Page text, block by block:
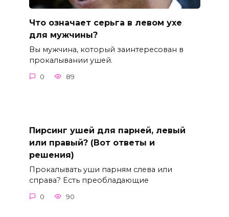
Что означает серьга в левом ухе
для мужчины?
Вы мужчина, который заинтересован в
прокалывании ушей.
0 89
Пирсинг ушей для парней, левый
или правый? (Вот ответы и
решения)
Прокалывать уши парням слева или
справа? Есть преобладающие
0 90